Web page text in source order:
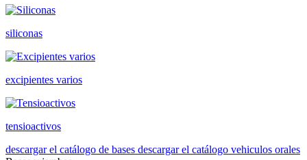
siliconas
excipientes varios
tensioactivos
descargar el catálogo de bases descargar el catálogo vehiculos orales